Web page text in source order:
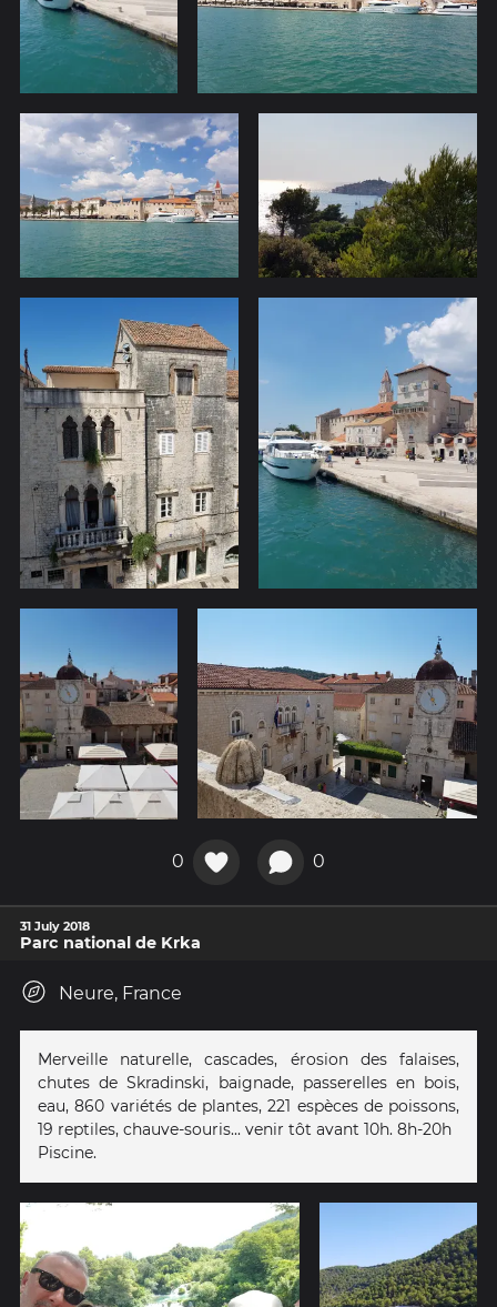
0 0
31 July 2018
Parc national de Krka
Neure, France
Merveille naturelle, cascades, érosion des falaises,
chutes de Skradinski, baignade, passerelles en bois,
eau, 860 variétés de plantes, 221 espèces de poissons,
19 reptiles, chauve-souris... venir tôt avant 10h. 8h-20h
Piscine.